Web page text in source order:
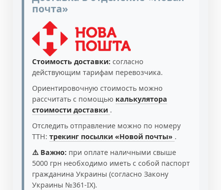
почта»
Стоимость доставки: согласно
действующим тарифам перевозчика.
Ориентировочную стоимость можно
рассчитать с помощью калькулятора
стоимости доставки .
Отследить отправление можно по номеру
ТТН: трекинг посылки «Новой почты» .
⚠️ Важно: при оплате наличными свыше
5000 грн необходимо иметь с собой паспорт
гражданина Украины (согласно Закону
Украины №361-IX).